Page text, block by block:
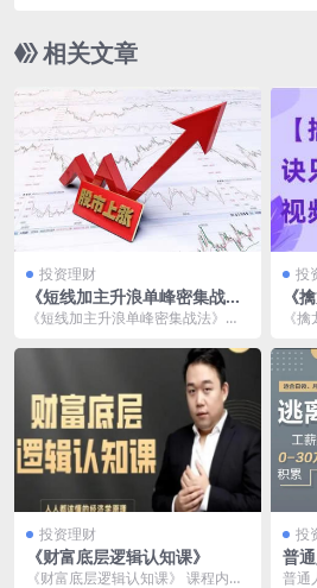
相关文章
投资理财
《短线加主升浪单峰密集战
法》带配套视频+WORD文档
《短线加主升浪单峰密集战法》带
录： 一、筹...
投
《
炒
《
哥圈
投资理财
《财富底层逻辑认知课》
《财富底层逻辑认知课》 课程内容
投
普
0-
普通